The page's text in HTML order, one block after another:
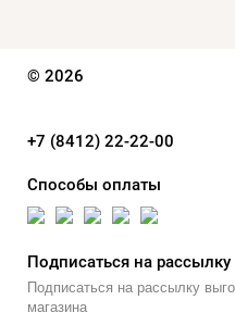
© 2026
+7 (8412) 22-22-00
Способы оплаты
Подписаться на рассылку
Подписаться на рассылку
магазина